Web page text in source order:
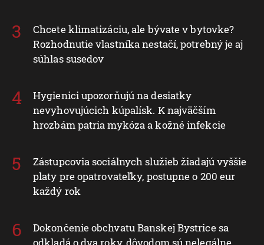
Chcete klimatizáciu, ale bývate v bytovke?
Rozhodnutie vlastníka nestačí, potrebný je aj
súhlas susedov
Hygienici upozorňujú na desiatky
nevyhovujúcich kúpalísk. K najväčším
hrozbám patria mykóza a kožné infekcie
Zástupcovia sociálnych služieb žiadajú vyššie
platy pre opatrovateľky, postupne o 200 eur
každý rok
Dokončenie obchvatu Banskej Bystrice sa
odkladá o dva roky, dôvodom sú nelegálne